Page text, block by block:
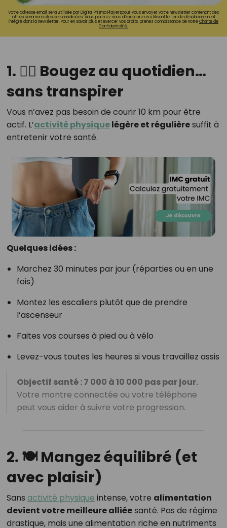
Votre adresse email sera utilisée par Digital Prisma Playerspour vous envoyer votre newsletter contenant des
offres commerciales personnalisées. Vous pourrez vous désinscrire en utilisant le lien de désabonnement
intégré dans la newsletter. Pour en savoir plus et exercer vos droits, prenez connaissance de notreCharte de
Confidentialité.
1. 🚶‍♂️ Bougez au quotidien…
sans transpirer
Vous n’avez pas besoin de courir 10 km pour être
actif. L’activité physiquelégère et régulièresuffit à
entretenir votre santé.
Quelques idées :
Marchez 30 minutes par jour (réparties ou en une
fois)
Montez les escaliers plutôt que de prendre
l’ascenseur
Faites vos courses à pied ou à vélo
Levez-vous toutes les heures si vous travaillez assis
Objectif santé : 7 000 à 10 000 pas par jour.
Votre montre connectée ou votre téléphone
peut vous aider à suivre votre progression.
2. 🍽️ Mangez équilibré (et
avec plaisir)
Sans activité physique intense, votre alimentation
devient votre meilleure alliéesanté. Pas de régime
drastique, mais une alimentation riche en nutriments